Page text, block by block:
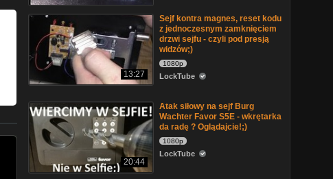
13:27
Sejf kontra magnes, reset kodu
z jednoczesnym zamknięciem
drzwi sejfu - czyli pod presją
widzów;)
1080p
LockTube
20:44
Atak siłowy na sejf Burg
Wachter Favor S5E - wkrętarka
da radę ? Oglądajcie!;)
1080p
LockTube